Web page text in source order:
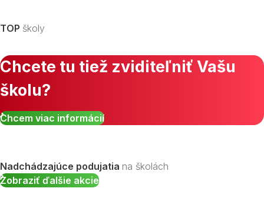
TOP školy
Chcete tu tiež zviditeľniť Vašu
školu?
Chcem viac informácií
Nadchádzajúce podujatia na školách
Zobraziť ďalšie akcie